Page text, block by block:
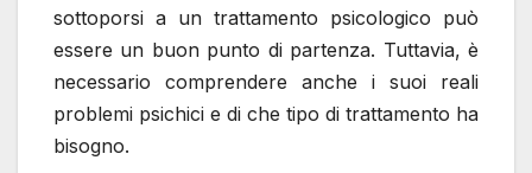
sottoporsi a un trattamento psicologico può
essere un buon punto di partenza. Tuttavia, è
necessario comprendere anche i suoi reali
problemi psichici e di che tipo di trattamento ha
bisogno.